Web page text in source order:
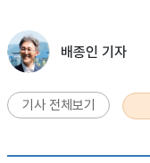
배종인 기자
기사 전체보기